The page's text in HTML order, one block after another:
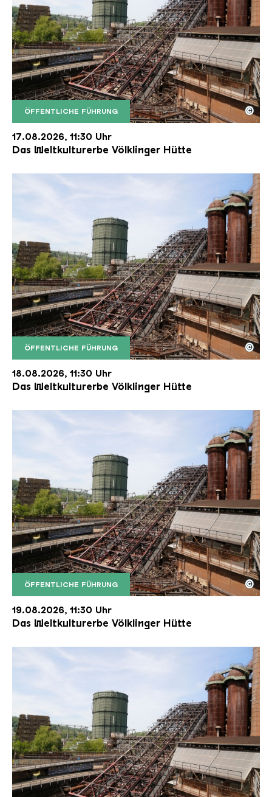
ÖFFENTLICHE FÜHRUNG
Der Erzschrägaufzug der Völklinger Hütte mit
Copyright: Weltkulturerbe Völklinger Hütte | Karl
©
17.08.2026, 11:30 Uhr
Das Weltkulturerbe Völklinger Hütte
ÖFFENTLICHE FÜHRUNG
Der Erzschrägaufzug der Völklinger Hütte mit
Copyright: Weltkulturerbe Völklinger Hütte | Karl
©
18.08.2026, 11:30 Uhr
Das Weltkulturerbe Völklinger Hütte
ÖFFENTLICHE FÜHRUNG
Der Erzschrägaufzug der Völklinger Hütte mit
Copyright: Weltkulturerbe Völklinger Hütte | Karl
©
19.08.2026, 11:30 Uhr
Das Weltkulturerbe Völklinger Hütte